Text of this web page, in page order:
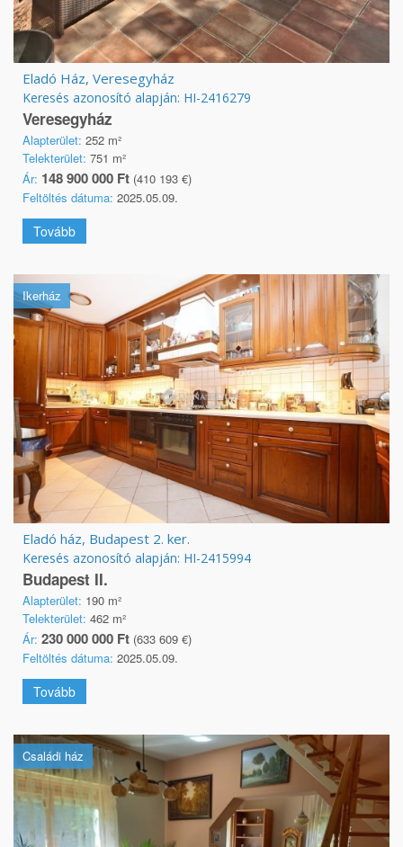
Eladó Ház, Veresegyház
Keresés azonosító alapján: HI-2416279
Veresegyház
Alapterület: 252 m²
Telekterület: 751 m²
Ár: 148 900 000 Ft (410 193 €)
Feltöltés dátuma: 2025.05.09.
Tovább
Ikerház
Eladó ház, Budapest 2. ker.
Keresés azonosító alapján: HI-2415994
Budapest II.
Alapterület: 190 m²
Telekterület: 462 m²
Ár: 230 000 000 Ft (633 609 €)
Feltöltés dátuma: 2025.05.09.
Tovább
Családi ház